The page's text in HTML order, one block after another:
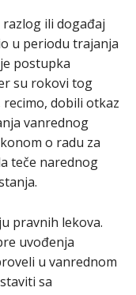
ili događaj
u periodu trajanja
postupka
su rokovi tog
dobili otkaz
vanrednog
o radu za
teče narednog
pravnih lekova.
uvođenja
u vanrednom
sa